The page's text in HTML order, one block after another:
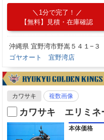
1分で完了！
【無料】見積・在庫確認
沖縄県 宜野湾市野嵩５４１−３
ゴヤオート 宜野湾店
カワサキ 複数画像
カワサキ エリミネ
本体価格